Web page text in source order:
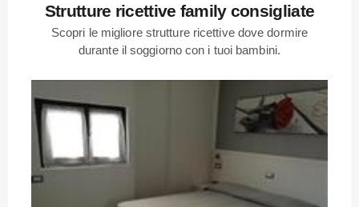
Strutture ricettive family consigliate
Scopri le migliore strutture ricettive dove dormire
durante il soggiorno con i tuoi bambini.